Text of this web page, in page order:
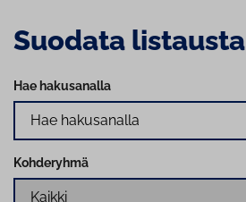
Suodata listausta
Hae hakusanalla
Kohderyhmä